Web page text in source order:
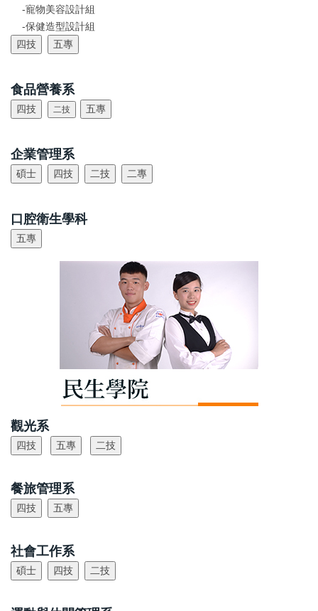
-寵物美容設計組
-保健造型設計組
食品營養系
企業管理系
口腔衛生學科
觀光系
餐旅管理系
社會工作系